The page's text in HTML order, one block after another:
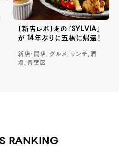
【新店レポ】あの『SYLVIA』
が 14年ぶりに五橋に帰還！
新店・開店, グルメ, ランチ, 酒
場, 青葉区
RANKING